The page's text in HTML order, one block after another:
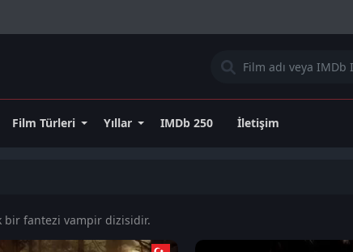
Film Türleri Yıllar IMDb 250 İletişim
bir fantezi vampir dizisidir.